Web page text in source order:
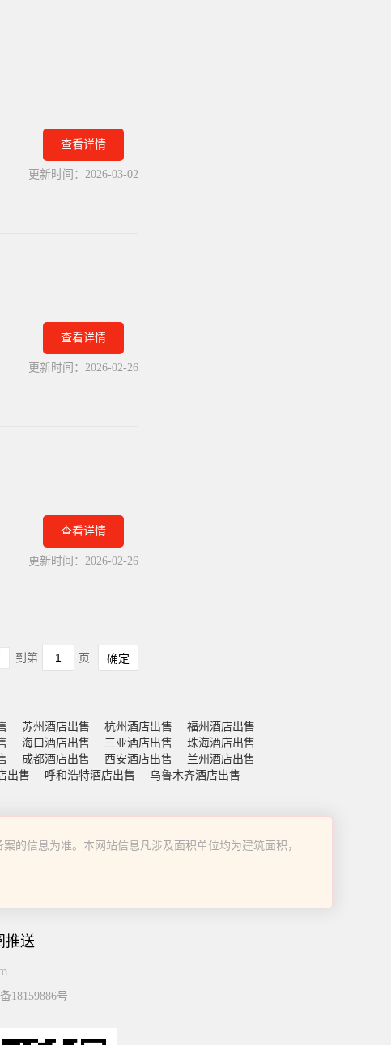
查看详情
更新时间： 2026-03-02
查看详情
更新时间： 2026-02-26
查看详情
更新时间： 2026-02-26
到第 页 确定
苏州酒店出售 杭州酒店出售
福州酒店出售
海口酒店出售 三亚酒店出售
珠海酒店出售
成都酒店出售 西安酒店出售
兰州酒店出售
出售 呼和浩特酒店出售 乌鲁木齐酒店出售
的信息为准。本网站信息凡涉及面积单位均为建筑面积，
推送
18159886号